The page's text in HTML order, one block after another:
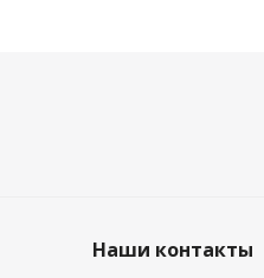
Наши контакты